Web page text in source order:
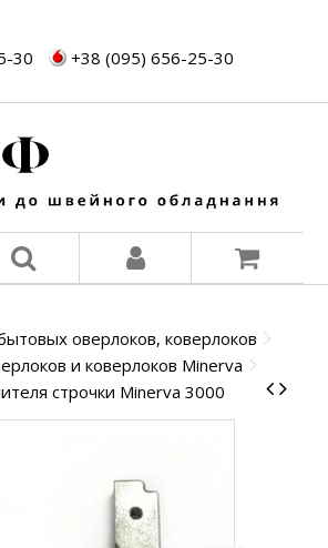
30
+38 (095) 656-25-30
оверлоков, коверлоков
и коверлоков Minerva
строчки Minerva 3000